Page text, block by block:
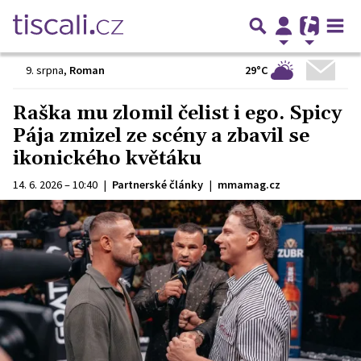
9. srpna, Roman 29°C
Raška mu zlomil čelist i ego. Spicy
Pája zmizel ze scény a zbavil se
ikonického květáku
14. 6. 2026 – 10:40 | Partnerské články | mmamag.cz